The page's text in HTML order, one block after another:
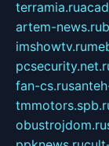
terramia.ru
artem-news.ru
imshowtv.ru
fan-cs.ru
obustrojdom.ru